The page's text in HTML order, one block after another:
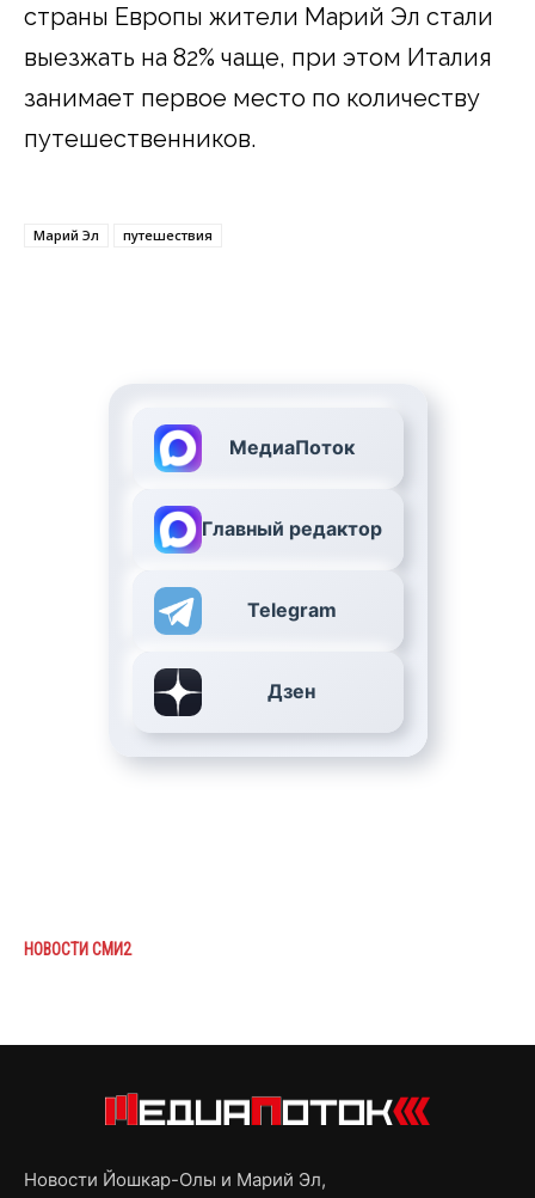
страны Европы жители Марий Эл стали
выезжать на 82% чаще, при этом Италия
занимает первое место по количеству
путешественников.
Марий Эл путешествия
МедиаПоток
Главный редактор
Telegram
Дзен
НОВОСТИ СМИ2
Новости Йошкар-Олы и Марий Эл,